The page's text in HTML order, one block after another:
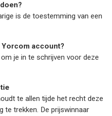
is de toestemming van een
account?
je in te schrijven voor deze
te allen tijde het recht deze
te trekken. De prijswinnaar